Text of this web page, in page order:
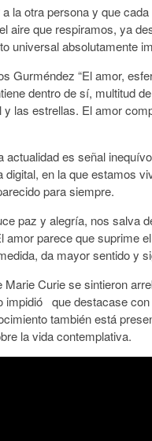
la otra persona y que
aire que respiramos, ya
universal absolutamente
Gurméndez “El amor,
dentro de sí, multitud
las estrellas. El amor
actualidad es señal
en la que estamos
para siempre.
paz y alegría, nos salva
parece que suprime
da mayor sentido y
Curie se sintieron
impidió que destacase
también está
la vida contemplativa.